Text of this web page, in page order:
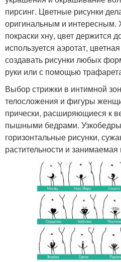
пирсинг. Цветные рисунки
оригинальным и интересным.
покраски хну, цвет держится
используется аэротат,
создавать рисунки любых
руки или с помощью
Выбор стрижки в интимной
телосложения и фигуры
прически, расширяющиеся к
пышными бедрами.
горизонтальные рисунки,
растительности и